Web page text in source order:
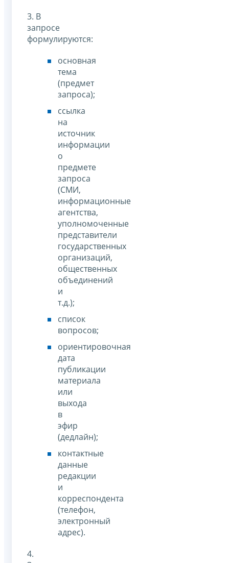
3. В
запросе
формулируются:
основная
тема
(предмет
запроса);
ссылка
на
источник
информации
о
предмете
запроса
(СМИ,
информационные
агентства,
уполномоченные
представители
государственных
организаций,
общественных
объединений
и
т.д.);
список
вопросов;
ориентировочная
дата
публикации
материала
или
выхода
в
эфир
(дедлайн);
контактные
данные
редакции
и
корреспондента
(телефон,
электронный
адрес).
4.